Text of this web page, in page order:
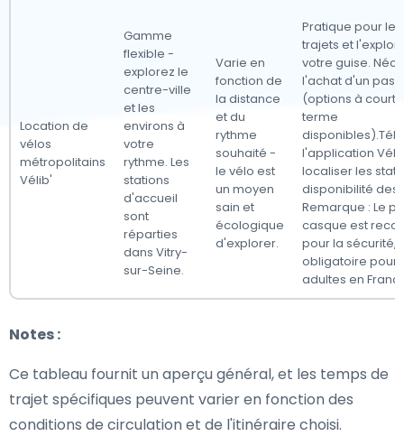
Location de
vélos
métropolitains
Vélib'
Gamme
flexible -
explorez le
centre-ville
et les
environs à
votre
rythme. Les
stations
d'accueil
sont
réparties
dans Vitry-
sur-Seine.
Varie en
fonction de
la distance
et du
rythme
souhaité -
le vélo est
un moyen
sain et
écologique
d'explorer.
Pratique pour
trajets et
votre guise.
l'achat d'un pass
(options à court
terme
l'application
localiser les
disponibilité des
Remarque : Le
casque est
pour la sécurité,
obligatoire pour
adultes en
Notes :
Ce tableau fournit un aperçu général, et les temps de
trajet spécifiques peuvent varier en fonction des
conditions de circulation et de l'itinéraire choisi.